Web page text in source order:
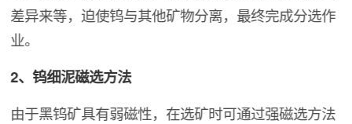
差异来等，迫使钨与其他矿物分离，最终完成分选作
业。
2、钨细泥磁选方法
由于黑钨矿具有弱磁性，在选矿时可通过强磁选方法